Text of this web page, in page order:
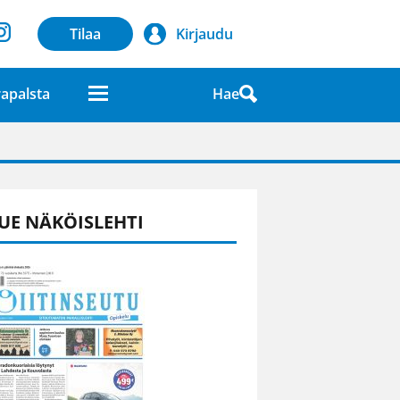
Tilaa Kirjaudu
Hae
lehdessä
NÄKÖISLEHTI